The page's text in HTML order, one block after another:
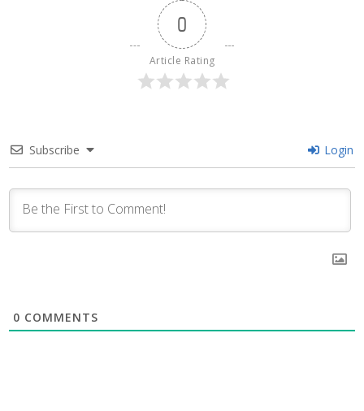
0
Article Rating
Subscribe Login
0 COMMENTS